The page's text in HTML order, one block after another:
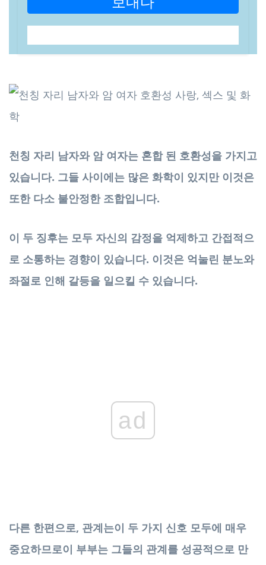
천칭 자리 남자와 암 여자는 혼합 된 호환성을 가지고
있습니다. 그들 사이에는 많은 화학이 있지만 이것은
또한 다소 불안정한 조합입니다.
이 두 징후는 모두 자신의 감정을 억제하고 간접적으
로 소통하는 경향이 있습니다. 이것은 억눌린 분노와
좌절로 인해 갈등을 일으킬 수 있습니다.
ad
다른 한편으로, 관계는이 두 가지 신호 모두에 매우
중요하므로이 부부는 그들의 관계를 성공적으로 만